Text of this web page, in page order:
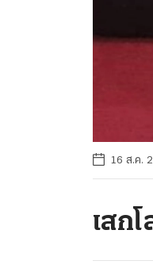
16 ส.ค.
เสก